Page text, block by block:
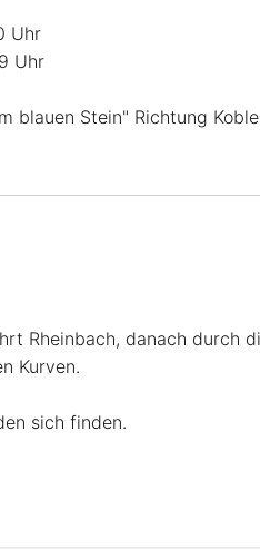
Uhr
Uhr
blauen Stein" Richtung
Rheinbach, danach durch
Kurven.
sich finden.